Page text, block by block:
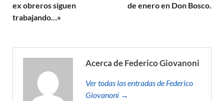
ex obreros siguen
trabajando…»
de enero en Don Bosco.
Acerca de Federico Giovanoni
Ver todas las entradas de Federico
Giovanoni →